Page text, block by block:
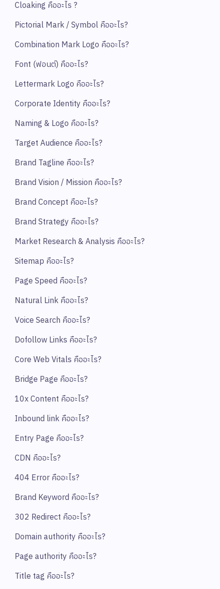
Cloaking คืออะไร ?
Pictorial Mark / Symbol คืออะไร?
Combination Mark Logo คืออะไร?
Font (ฟอนต์) คืออะไร?
Lettermark Logo คืออะไร?
Corporate Identity คืออะไร?
Naming & Logo คืออะไร?
Target Audience คืออะไร?
Brand Tagline คืออะไร?
Brand Vision / Mission คืออะไร?
Brand Concept คืออะไร?
Brand Strategy คืออะไร?
Market Research & Analysis คืออะไร?
Sitemap คืออะไร?
Page Speed คืออะไร?
Natural Link คืออะไร?
Voice Search คืออะไร?
Dofollow Links คืออะไร?
Core Web Vitals คืออะไร?
Bridge Page คืออะไร?
10x Content คืออะไร?
Inbound link คืออะไร?
Entry Page คืออะไร?
CDN คืออะไร?
404 Error คืออะไร?
Brand Keyword คืออะไร?
302 Redirect คืออะไร?
Domain authority คืออะไร?
Page authority คืออะไร?
Title tag คืออะไร?